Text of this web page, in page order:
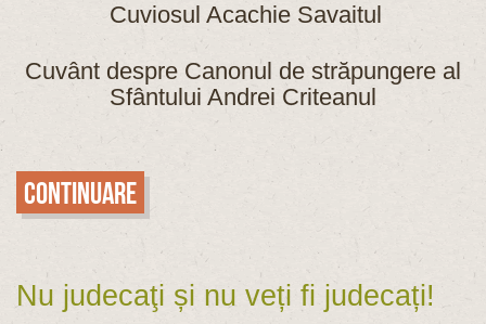
Cuviosul Acachie Savaitul
Cuvânt despre Canonul de străpungere al
Sfântului Andrei Criteanul
Continuare
Nu judecaţi și nu veți fi judecați!